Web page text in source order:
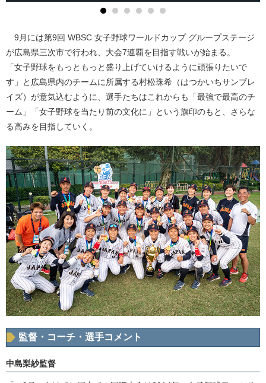
9月には第9回 WBSC 女子野球ワールドカップ グループステージ
が広島県三次市で行われ、大会7連覇を目指す戦いが始まる。
「女子野球をもっともっと盛り上げていけるように頑張りたいで
す」と広島県内のチームに所属する村松珠希（はつかいちサンブレ
イズ）が意気込むように、選手たちはこれからも「最強で最高のチ
ーム」「女子野球を当たり前の文化に」という旗印のもと、さらな
る高みを目指していく。
監督・コーチ・選手コメント
中島梨紗監督